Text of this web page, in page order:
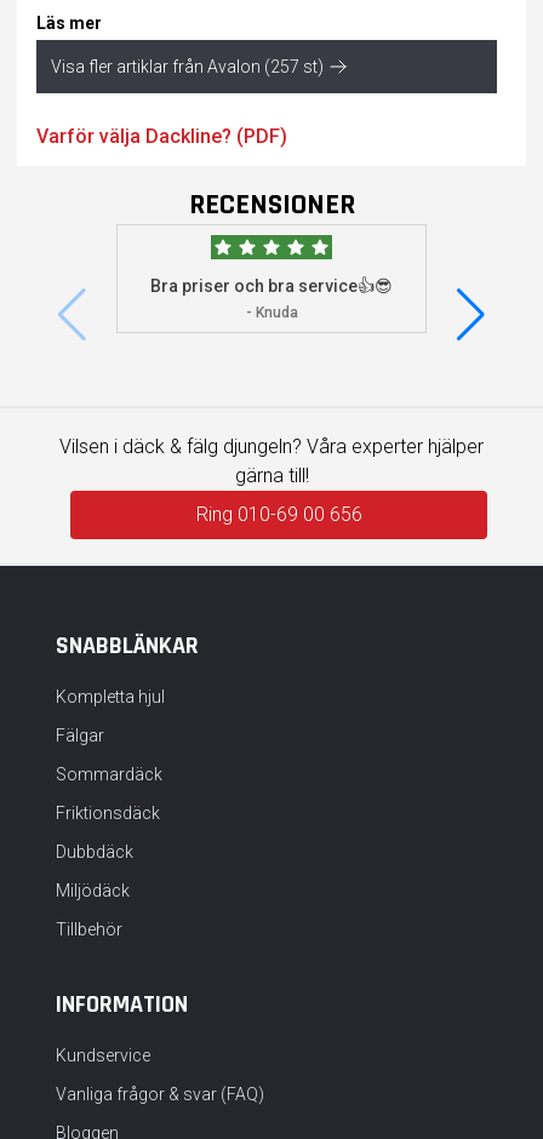
Läs mer
Visa fler artiklar från Avalon (257 st)
Varför välja Dackline? (PDF)
RECENSIONER
Bra priser och bra service👍😎
- Knuda
Vilsen i däck & fälg djungeln? Våra experter hjälper
gärna till!
Ring 010-69 00 656
SNABBLÄNKAR
Kompletta hjul
Fälgar
Sommardäck
Friktionsdäck
Dubbdäck
Miljödäck
Tillbehör
INFORMATION
Kundservice
Vanliga frågor & svar (FAQ)
Bloggen